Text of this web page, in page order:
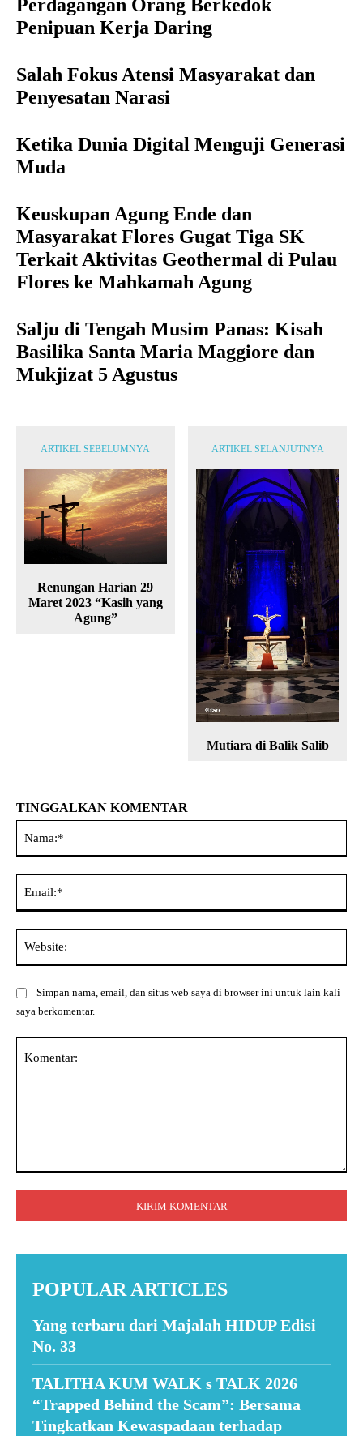
Perdagangan Orang Berkedok
Penipuan Kerja Daring
Salah Fokus Atensi Masyarakat dan
Penyesatan Narasi
Ketika Dunia Digital Menguji Generasi
Muda
Keuskupan Agung Ende dan
Masyarakat Flores Gugat Tiga SK
Terkait Aktivitas Geothermal di Pulau
Flores ke Mahkamah Agung
Salju di Tengah Musim Panas: Kisah
Basilika Santa Maria Maggiore dan
Mukjizat 5 Agustus
ARTIKEL SEBELUMNYA
Renungan Harian 29
Maret 2023 “Kasih yang
Agung”
ARTIKEL SELANJUTNYA
Mutiara di Balik Salib
TINGGALKAN KOMENTAR
Simpan nama, email, dan situs web saya di browser ini untuk lain kali
saya berkomentar.
POPULAR ARTICLES
Yang terbaru dari Majalah HIDUP Edisi
No. 33
TALITHA KUM WALK s TALK 2026
“Trapped Behind the Scam”: Bersama
Tingkatkan Kewaspadaan terhadap